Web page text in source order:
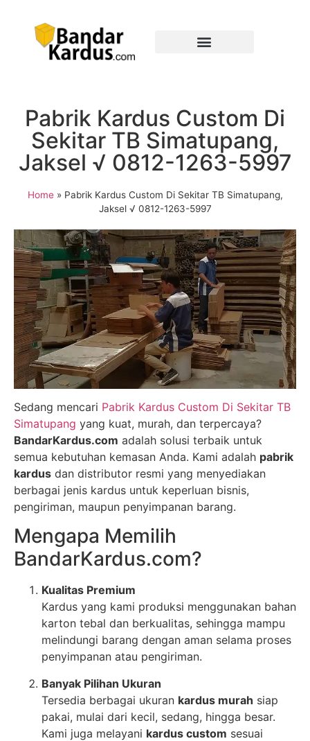
Pabrik Kardus Custom Di
Sekitar TB Simatupang,
Jaksel √ 0812-1263-5997
Home» Pabrik Kardus Custom Di Sekitar TB Simatupang,
Jaksel √ 0812-1263-5997
Sedang mencari Pabrik Kardus Custom Di Sekitar TB
Simatupang yang kuat, murah, dan terpercaya?
BandarKardus.com adalah solusi terbaik untuk
semua kebutuhan kemasan Anda. Kami adalah pabrik
kardus dan distributor resmi yang menyediakan
berbagai jenis kardus untuk keperluan bisnis,
pengiriman, maupun penyimpanan barang.
Mengapa Memilih
BandarKardus.com?
Kualitas Premium
Kardus yang kami produksi menggunakan bahan
karton tebal dan berkualitas, sehingga mampu
melindungi barang dengan aman selama proses
penyimpanan atau pengiriman.
Banyak Pilihan Ukuran
Tersedia berbagai ukuran kardus murah siap
pakai, mulai dari kecil, sedang, hingga besar.
Kami juga melayani kardus custom sesuai